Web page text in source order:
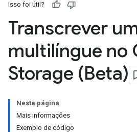
Isso foi útil?
Transcrever
multilíngue no
Storage (Beta)
Nesta página
Mais informações
Exemplo de código